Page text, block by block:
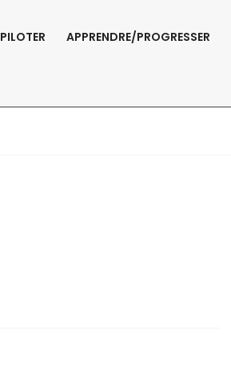
APPRENDRE/PROGRESSER